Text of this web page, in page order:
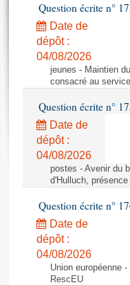
Projets de loi
Propositions de loi
Amendements
Textes adoptés
Rapports législatifs
Rapports sur
Baromètre de
Dossiers législatifs
Budget et sécurité
Questions écrites et
Comptes rendus des
Histoire
Juniors
Anciennes
Contacts et plan
Photos libres de
Question écrite n°
Date de
dépôt :
04/08/2026
jeunes - Maintien
consacré au
Question écrite n°
Date de
dépôt :
04/08/2026
postes - Avenir du
d'Hulluch,
Question écrite n°
Date de
dépôt :
04/08/2026
Union européenne
RescEU